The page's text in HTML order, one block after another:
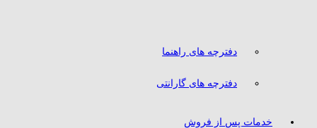
دفترچه های راهنما
دفترچه های گارانتی
خدمات پس از فروش